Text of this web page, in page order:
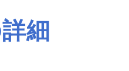
細